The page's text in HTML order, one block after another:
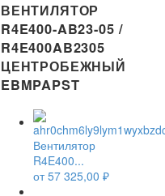
ВЕНТИЛЯТОР
R4E400-AB23-05 /
R4E400AB2305
ЦЕНТРОБЕЖНЫЙ
EBMPAPST
Вентилятор
R4E400...
от57 325,00 ₽